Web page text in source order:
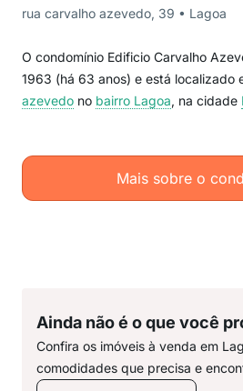
rua carvalho azevedo, 39 • Lagoa
O condomínio Edificio Carvalho
1963 (há 63 anos) e está localizado
azevedo no bairro Lagoa, na cidade
Mais sobre o
Ainda não é o que você
Confira os imóveis à venda em
comodidades que precisa e